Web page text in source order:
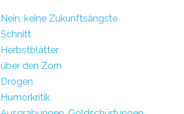
Nein, keine Zukunftsängste
Schnitt
Herbstblätter
über den Zorn
Drogen
Humorkritik